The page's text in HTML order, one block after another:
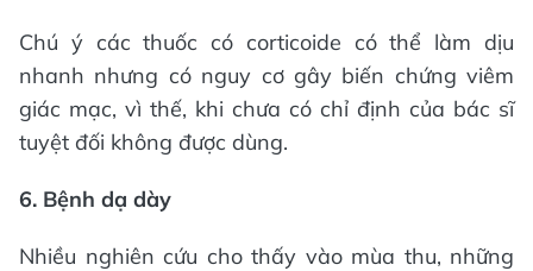
Chú ý các thuốc có corticoide có thể làm dịu
nhanh nhưng có nguy cơ gây biến chứng viêm
giác mạc, vì thế, khi chưa có chỉ định của bác sĩ
tuyệt đối không được dùng.
6. Bệnh dạ dày
Nhiều nghiên cứu cho thấy vào mùa thu, những